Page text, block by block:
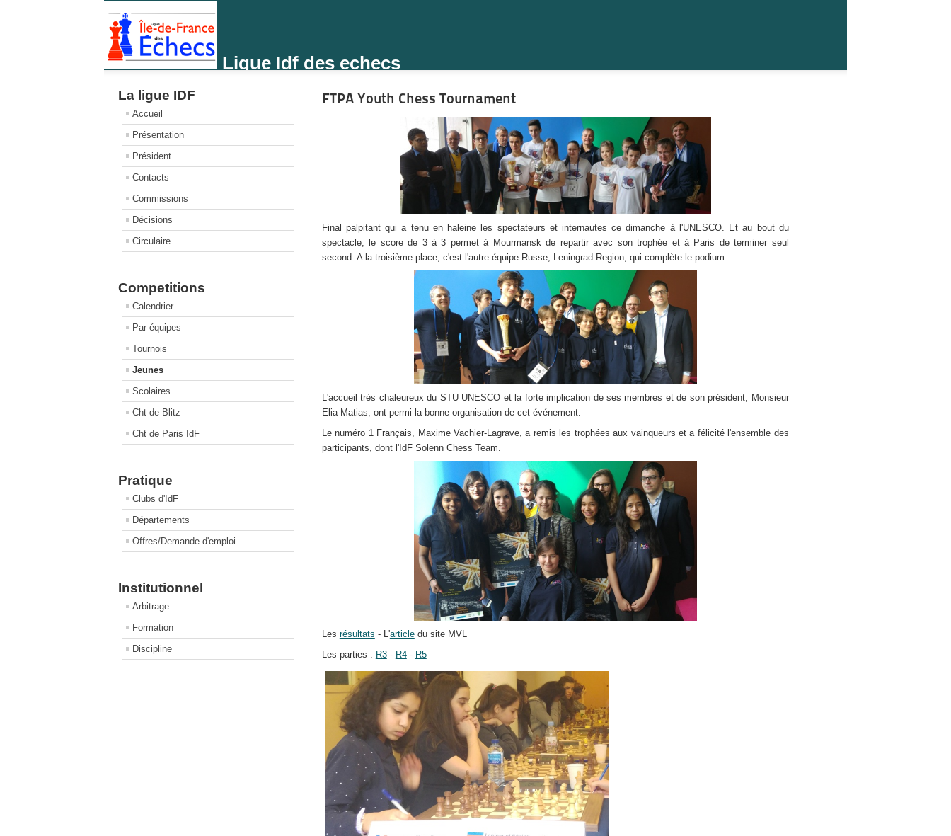
Ligue Idf des echecs
La ligue IDF
Accueil
Présentation
Président
Contacts
Commissions
Décisions
Circulaire
Competitions
Calendrier
Par équipes
Tournois
Jeunes
Scolaires
Cht de Blitz
Cht de Paris IdF
Pratique
Clubs d'IdF
Départements
Offres/Demande d'emploi
Institutionnel
Arbitrage
Formation
Discipline
FTPA Youth Chess Tournament
Final palpitant qui a tenu en haleine les spectateurs et internautes ce dimanche à l'UNESCO. Et au bout du
spectacle, le score de 3 à 3 permet à Mourmansk de repartir avec son trophée et à Paris de terminer seul
second. A la troisième place, c'est l'autre équipe Russe, Leningrad Region, qui complète le podium.
L'accueil très chaleureux du STU UNESCO et la forte implication de ses membres et de son président, Monsieur
Elia Matias, ont permi la bonne organisation de cet événement.
Le numéro 1 Français, Maxime Vachier-Lagrave, a remis les trophées aux vainqueurs et a félicité l'ensemble des
participants, dont l'IdF Solenn Chess Team.
Les résultats - L'articledu site MVL
Les parties : R3- R4- R5